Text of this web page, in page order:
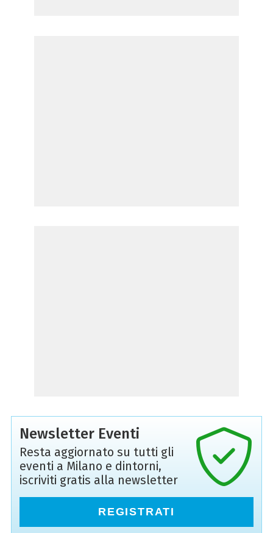
Newsletter Eventi
Resta aggiornato su tutti gli
eventi a Milano e dintorni,
iscriviti gratis alla newsletter
REGISTRATI